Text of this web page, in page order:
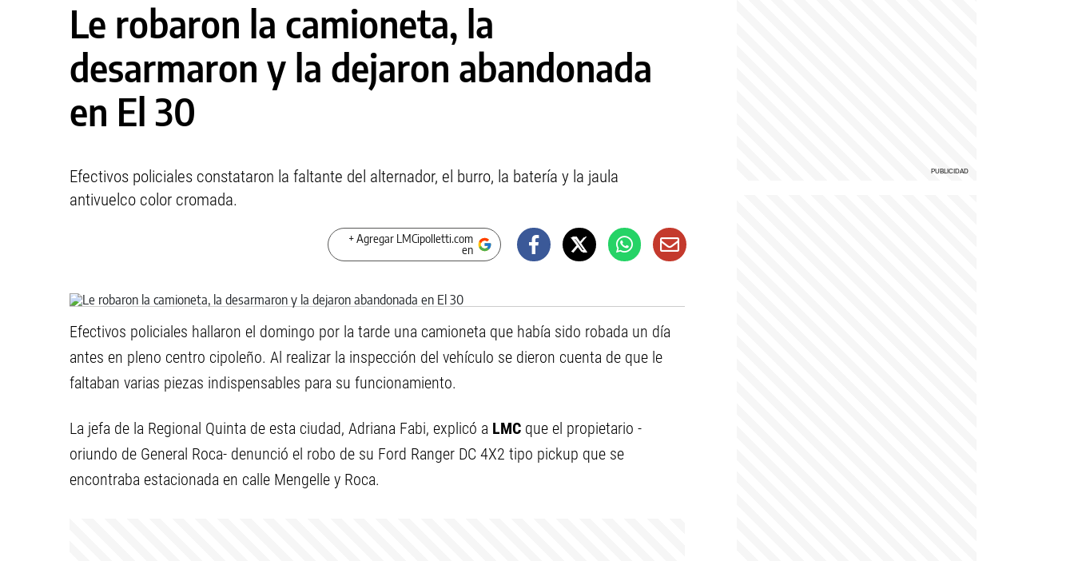
Le robaron la camioneta, la
desarmaron y la dejaron abandonada
en El 30
Efectivos policiales constataron la faltante del alternador, el burro, la batería y la jaula
antivuelco color cromada.
+ Agregar LMCipolletti.com
en
Efectivos policiales hallaron el domingo por la tarde una camioneta que había sido robada un día
antes en pleno centro cipoleño. Al realizar la inspección del vehículo se dieron cuenta de que le
faltaban varias piezas indispensables para su funcionamiento.
La jefa de la Regional Quinta de esta ciudad, Adriana Fabi, explicó a LMC que el propietario -
oriundo de General Roca- denunció el robo de su Ford Ranger DC 4X2 tipo pickup que se
encontraba estacionada en calle Mengelle y Roca.